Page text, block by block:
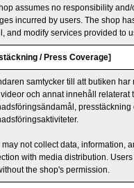
assumes no responsibility
incurred by users. The shop
and modify services provided to
/ Press Coverage]
samtycker till att butiken har
och annat innehåll relaterat
presstäckning
may not collect data, information,
with media distribution.
the shop's permission.